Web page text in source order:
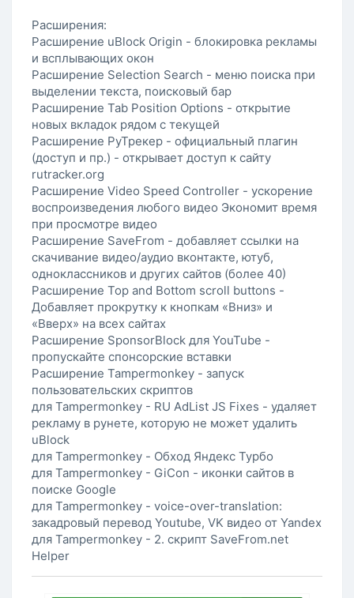
Расширения:
Расширение uBlock Origin - блокировка рекламы
и всплывающих окон
Расширение Selection Search - меню поиска при
выделении текста, поисковый бар
Расширение Tab Position Options - открытие
новых вкладок рядом с текущей
Расширение РуТрекер - официальный плагин
(доступ и пр.) - открывает доступ к сайту
rutracker.org
Расширение Video Speed Controller - ускорение
воспроизведения любого видео Экономит время
при просмотре видео
Расширение SaveFrom - добавляет ссылки на
скачивание видео/аудио вконтакте, ютуб,
одноклассников и других сайтов (более 40)
Расширение Top and Bottom scroll buttons -
Добавляет прокрутку к кнопкам «Вниз» и
«Вверх» на всех сайтах
Расширение SponsorBlock для YouTube -
пропускайте спонсорские вставки
Расширение Tampermonkey - запуск
пользовательских скриптов
для Tampermonkey - RU AdList JS Fixes - удаляет
рекламу в рунете, которую не может удалить
uBlock
для Tampermonkey - Обход Яндекс Турбо
для Tampermonkey - GiCon - иконки сайтов в
поиске Google
для Tampermonkey - voice-over-translation:
закадровый перевод Youtube, VK видео от Yandex
для Tampermonkey - 2. скрипт SaveFrom.net
Helper